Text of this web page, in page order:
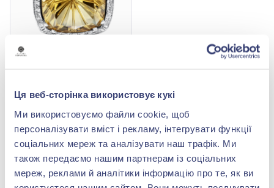
Ця веб-сторінка використовує кукі
Ми використовуємо файли cookie, щоб
персоналізувати вміст і рекламу, інтегрувати функції
соціальних мереж та аналізувати наш трафік. Ми
також передаємо нашим партнерам із соціальних
мереж, реклами й аналітики інформацію про те, як ви
0,2ct із білого золота
(арт. 701-500^)
Купити